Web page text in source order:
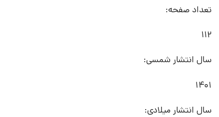
تعداد صفحه:
112
سال انتشار شمسی:
1401
سال انتشار میلادی: